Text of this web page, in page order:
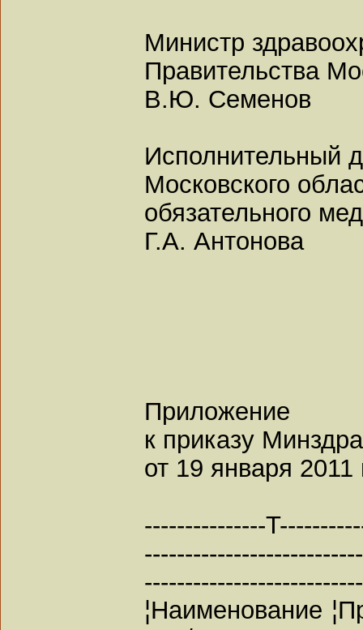
Министр
Правительства
В.Ю. Семенов
Исполнительный
Московского
обязательного
Г.А. Антонова
Приложение
к приказу
от 19 января 2011
---------------
¦Наименование